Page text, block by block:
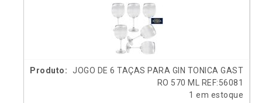
JOGO DE 6 TAÇAS PARA GIN TONICA GAST
RO 570 ML REF:56081
1 em estoque